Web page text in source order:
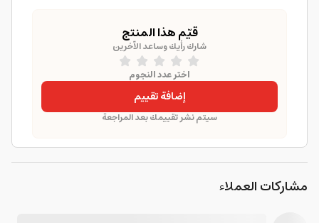
قيّم هذا المنتج
شارك رأيك وساعد الآخرين
اختر عدد النجوم
إضافة تقييم
سيتم نشر تقييمك بعد المراجعة
مشاركات العملاء